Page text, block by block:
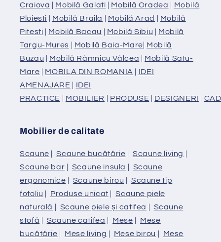
Craiova | Mobilă Galati | Mobilă Oradea | Mobilă
Ploiesti | Mobilă Braila | Mobilă Arad | Mobilă
Pitesti | Mobilă Bacau | Mobilă Sibiu | Mobilă
Targu-Mures | Mobilă Baia-Mare| Mobilă
Buzau | Mobilă Râmnicu Vâlcea | Mobilă Satu-
Mare | MOBILA DIN ROMANIA | IDEI
AMENAJARE | IDEI
PRACTICE | MOBILIER | PRODUSE | DESIGNERI |
Mobilier de calitate
Scaune |Scaune bucătărie | Scaune living |
Scaune bar | Scaune insula | Scaune
ergonomice | Scaune birou | Scaune tip
fotoliu | Produse unicat |Scaune piele
naturală | Scaune piele și catifea | Scaune
stofă | Scaune catifea | Mese | Mese
bucătărie | Mese living | Mese birou | Mese